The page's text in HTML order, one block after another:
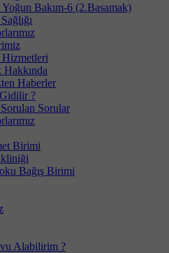
Yoğun Bakım-6 (2.Basamak)
Hizmetleri
Haberler
?
Sorulan Sorular
Birimi
Bağış Birimi
Alabilirim ?